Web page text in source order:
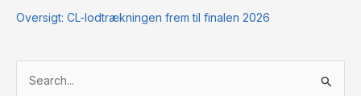
Oversigt: CL-lodtrækningen frem til finalen 2026